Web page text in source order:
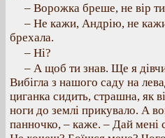
– Ворожка бреше, не вір
– Не кажи, Андрію, не
брехала.
– Ні?
– А щоб ти знав. Ще я
Вибігла з нашого саду на
циганка сидить, страшна, як
ноги до землі прикувало. А
панночко, – каже. – Дай